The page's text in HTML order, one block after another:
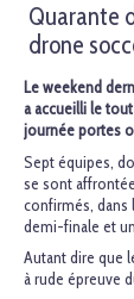
Quarante
drone
Le weekend
a accueilli le
journée portes
Sept équipes,
se sont
confirmés, dans
demi-finale et
Autant dire que
à rude épreuve